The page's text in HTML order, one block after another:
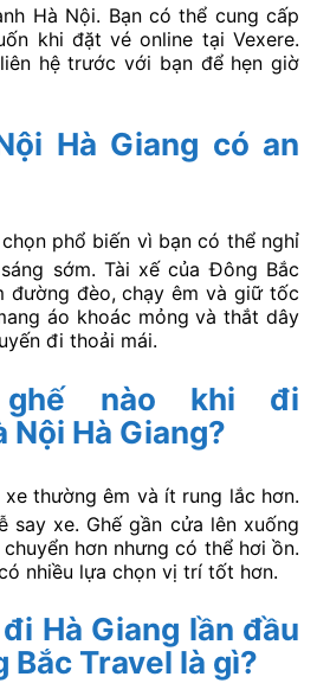
Hà Nội. Bạn có thể cung cấp
khi đặt vé online tại Vexere.
hệ trước với bạn để hẹn giờ
Hà Giang có an
phổ biến vì bạn có thể nghỉ
sớm. Tài xế của Đông Bắc
đường đèo, chạy êm và giữ tốc
áo khoác mỏng và thắt dây
đi thoải mái.
ghế nào khi đi
Nội Hà Giang?
xe thường êm và ít rung lắc hơn.
say xe. Ghế gần cửa lên xuống
hơn nhưng có thể hơi ồn.
nhiều lựa chọn vị trí tốt hơn.
Hà Giang lần đầu
Bắc Travel là gì?